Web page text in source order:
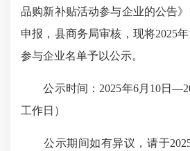
品购新补贴活动参与企业的公告
申报，县商务局审核，现将2025
参与企业名单予以公示。
公示时间：2025年6月10日
工作日）
公示期间如有异议，请于2025